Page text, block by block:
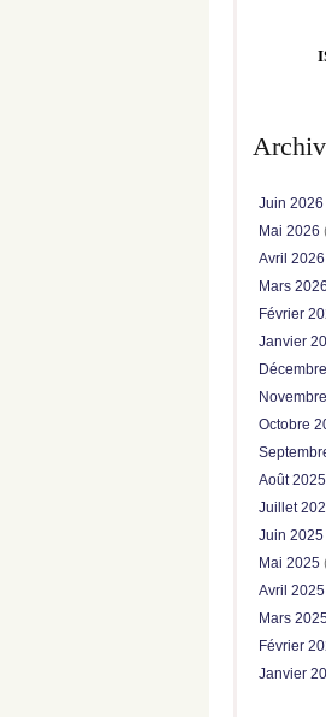
Juin 2026
Mai 2026
Avril 2026
Mars 2026
Février
Janvier
Octobre
Août 2025
Juillet
Juin 2025
Mai 2025
Avril 2025
Mars
Février
Janvier